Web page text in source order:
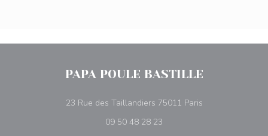
PAPA POULE BASTILLE
23 Rue des Taillandiers 75011 Paris((opent in een
09 50 48 28 23